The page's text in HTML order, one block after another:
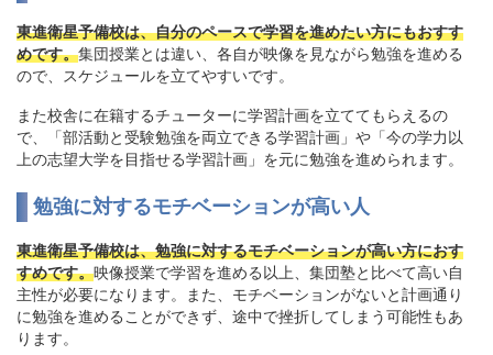
東進衛星予備校は、自分のペースで学習を進めたい方にもおすす
めです。集団授業とは違い、各自が映像を見ながら勉強を進める
ので、スケジュールを立てやすいです。
また校舎に在籍するチューターに学習計画を立ててもらえるの
で、「部活動と受験勉強を両立できる学習計画」や「今の学力以
上の志望大学を目指せる学習計画」を元に勉強を進められます。
勉強に対するモチベーションが高い人
東進衛星予備校は、勉強に対するモチベーションが高い方におす
すめです。映像授業で学習を進める以上、集団塾と比べて高い自
主性が必要になります。また、モチベーションがないと計画通り
に勉強を進めることができず、途中で挫折してしまう可能性もあ
ります。